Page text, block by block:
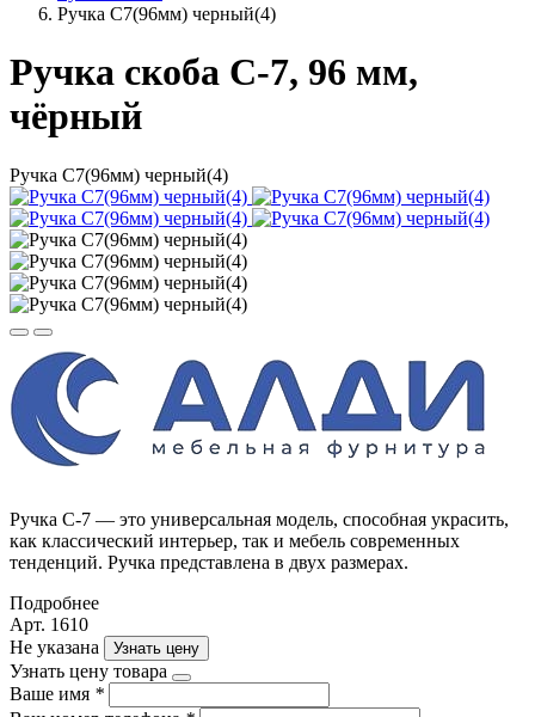
Ручка С7(96мм) черный(4)
Ручка скоба С-7, 96 мм,
чёрный
Ручка С7(96мм) черный(4)
Ручка С-7 — это универсальная модель, способная украсить,
как классический интерьер, так и мебель современных
тенденций. Ручка представлена в двух размерах.
Подробнее
Арт. 1610
Не указана
Узнать цену
Узнать цену товара
Ваше имя *